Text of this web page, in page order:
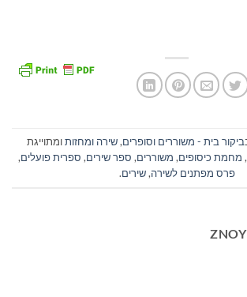
ביקור בית - משוררים וסופרים,שירה ומחזותומתוייגת
, מחמת כיסופים, משוררים, ספר שירים, ספרית פועלים,
פרס מפתנים לשירה,שירים.
ZNOY